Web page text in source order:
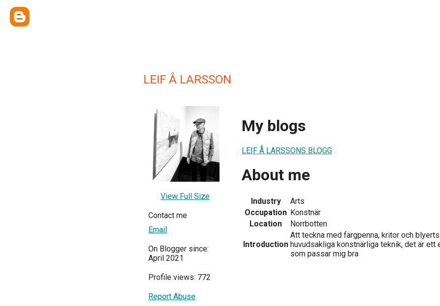
LEIF Å LARSSON
View Full Size
Contact me
Email
On Blogger since:
April 2021
Profile views: 772
Report Abuse
My blogs
LEIF Å LARSSONS BLOGG
About me
Industry
Arts
Occupation Konstnär
Location
Norrbotten
Introduction
Att teckna med färgpenna, kritor och
huvudsakliga konstnärliga teknik, det är ett
som passar mig bra